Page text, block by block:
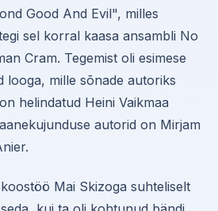
Good And Evil", milles
sel korral kaasa ansambli No
Cram. Tegemist oli esimese
looga, mille sõnade autoriks
helindatud Heini Vaikmaa
autorid on Mirjam
Mai Skizoga suhteliselt